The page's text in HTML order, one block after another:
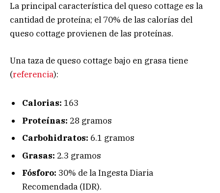
La principal característica del queso cottage es la
cantidad de proteína; el 70% de las calorías del
queso cottage provienen de las proteínas.
Una taza de queso cottage bajo en grasa tiene
(referencia):
Calorias: 163
Proteínas: 28 gramos
Carbohidratos: 6.1 gramos
Grasas: 2.3 gramos
Fósforo: 30% de la Ingesta Diaria
Recomendada (IDR).